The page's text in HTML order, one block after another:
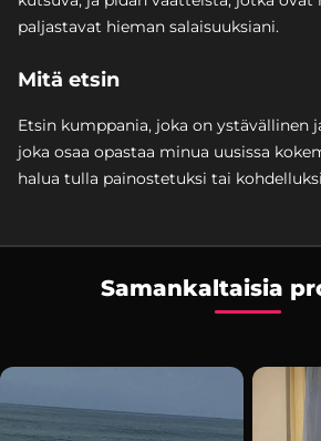
paljastavat hieman salaisuuksiani.
Mitä etsin
Etsin kumppania, joka on ystävällinen
joka osaa opastaa minua uusissa
halua tulla painostetuksi tai
Samankaltaisia